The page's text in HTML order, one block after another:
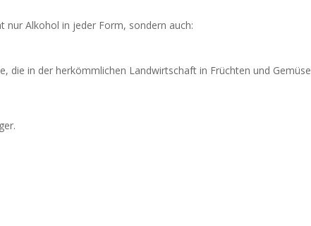
nur Alkohol in jeder Form, sondern auch:
die in der herkömmlichen Landwirtschaft in Früchten und Gemüse